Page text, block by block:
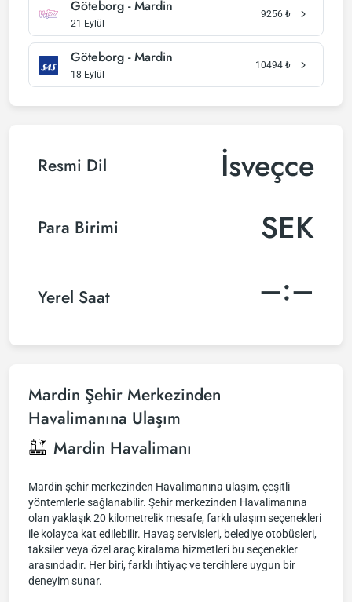
Göteborg - Mardin
21 Eylül
9256 ₺
Göteborg - Mardin
18 Eylül
10494 ₺
Resmi Dil İsveçce
Para Birimi SEK
Yerel Saat –:–
Mardin Şehir Merkezinden
Havalimanına Ulaşım
Mardin Havalimanı
Mardin şehir merkezinden Havalimanına ulaşım, çeşitli
yöntemlerle sağlanabilir. Şehir merkezinden Havalimanına
olan yaklaşık 20 kilometrelik mesafe, farklı ulaşım seçenekleri
ile kolayca kat edilebilir. Havaş servisleri, belediye otobüsleri,
taksiler veya özel araç kiralama hizmetleri bu seçenekler
arasındadır. Her biri, farklı ihtiyaç ve tercihlere uygun bir
deneyim sunar.